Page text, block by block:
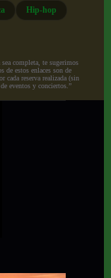
Hip-hop
completa, te sugerimos
de estos enlaces son de
cada reserva realizada (sin
eventos y conciertos.”